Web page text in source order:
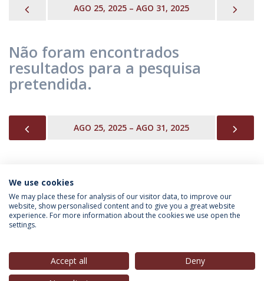
PREVIOUSAGO 25, 2025 – AGO 31, 2025
Não foram encontrados
resultados para a pesquisa
pretendida.
PREVIOUSAGO 25, 2025 – AGO 31, 2025
INFORMAÇÃO PARA
We use cookies
We may place these for analysis of our visitor data, to improve our
website, show personalised content and to give you a great website
experience. For more information about the cookies we use open the
settings.
Accept all
Deny